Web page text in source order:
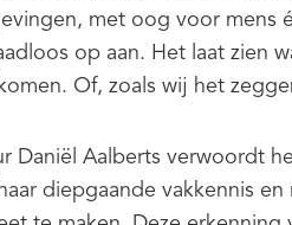
met oog voor mens
op aan. Het laat zien
Of, zoals wij het
Daniël Aalberts verwoordt
diepgaande vakkennis